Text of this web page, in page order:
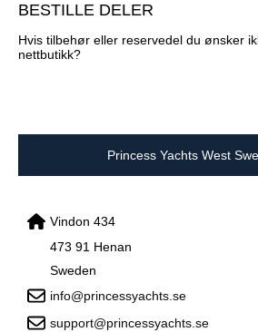
BESTILLE DELER
Hvis tilbehør eller reservedel du ønsker
nettbutikk?
Princess Yachts West
Vindon 434
473 91 Henan
Sweden
info@princessyachts.se
support@princessyachts.se